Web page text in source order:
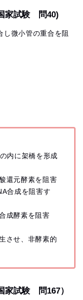
家試験 問40)
し微小管の重合を阻
内に架橋を形成
還元酵素を阻害
合成を阻害す
成酵素を阻害
させ、非酵素的
家試験 問167）